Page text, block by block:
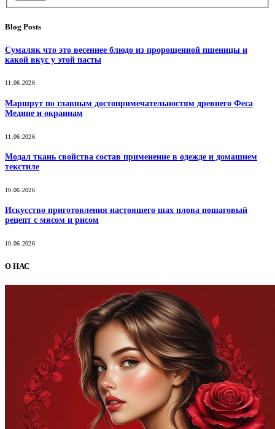
Blog Posts
Сумаляк что это весеннее блюдо из пророщенной пшеницы и
какой вкус у этой пасты
11.06.2026
Маршрут по главным достопримечательностям древнего Феса
Медине и окраинам
11.06.2026
Модал ткань свойства состав применение в одежде и домашнем
текстиле
10.06.2026
Искусство приготовления настоящего шах плова пошаговый
рецепт с мясом и рисом
10.06.2026
О НАС